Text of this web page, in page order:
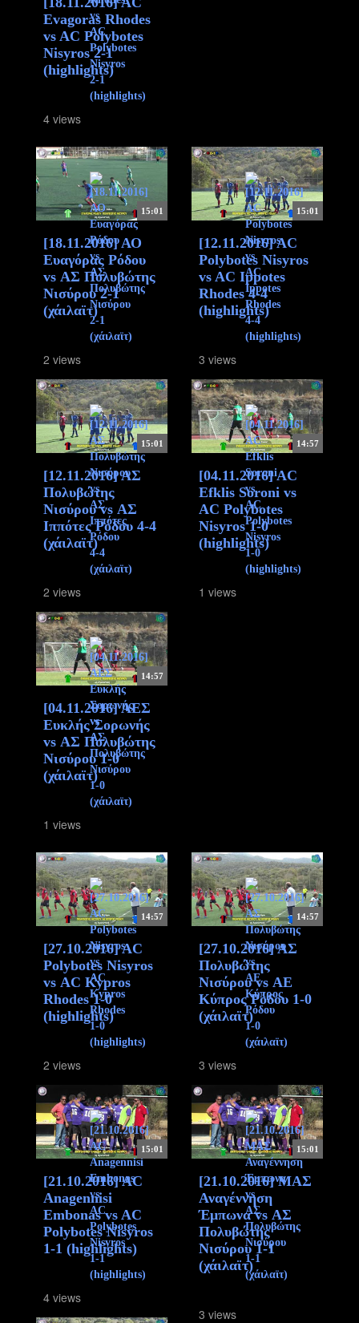
Evagoras Rhodes
vs AC Polybotes
Nisyros 2-1
(highlights)
4 views
15:01
[18.11.2016] ΑΟ
Ευαγόρας Ρόδου
vs ΑΣ Πολυβώτης
Νισύρου 2-1
(χάιλαϊτ)
2 views
15:01
[12.11.2016] AC
Polybotes Nisyros
vs AC Ippotes
Rhodes 4-4
(highlights)
3 views
15:01
[12.11.2016] ΑΣ
Πολυβώτης
Νισύρου vs ΑΣ
Ιππότες Ρόδου 4-4
(χάιλαϊτ)
2 views
14:57
[04.11.2016] AC
Efklis Soroni vs
AC Polybotes
Nisyros 1-0
(highlights)
1 views
14:57
[04.11.2016] ΑΕΣ
Ευκλής Σορωνής
vs ΑΣ Πολυβώτης
Νισύρου 1-0
(χάιλαϊτ)
1 views
14:57
[27.10.2016] AC
Polybotes Nisyros
vs ΑC Kypros
Rhodes 1-0
(highlights)
2 views
14:57
[27.10.2016] ΑΣ
Πολυβώτης
Νισύρου vs ΑΕ
Κύπρος Ρόδου 1-0
(χάιλαϊτ)
3 views
15:01
[21.10.2016] AC
Anagennisi
Embonas vs AC
Polybotes Nisyros
1-1 (highlights)
4 views
15:01
[21.10.2016] ΜΑΣ
Αναγέννηση
Έμπωνα vs ΑΣ
Πολυβώτης
Νισύρου 1-1
(χάιλαϊτ)
3 views